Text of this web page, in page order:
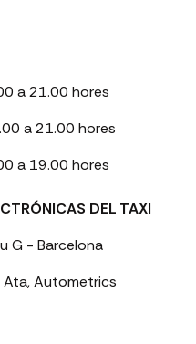
a 21.00 hores
a 21.00 hores
a 19.00 hores
DEL TAXI
G - Barcelona
Ata, Autometrics